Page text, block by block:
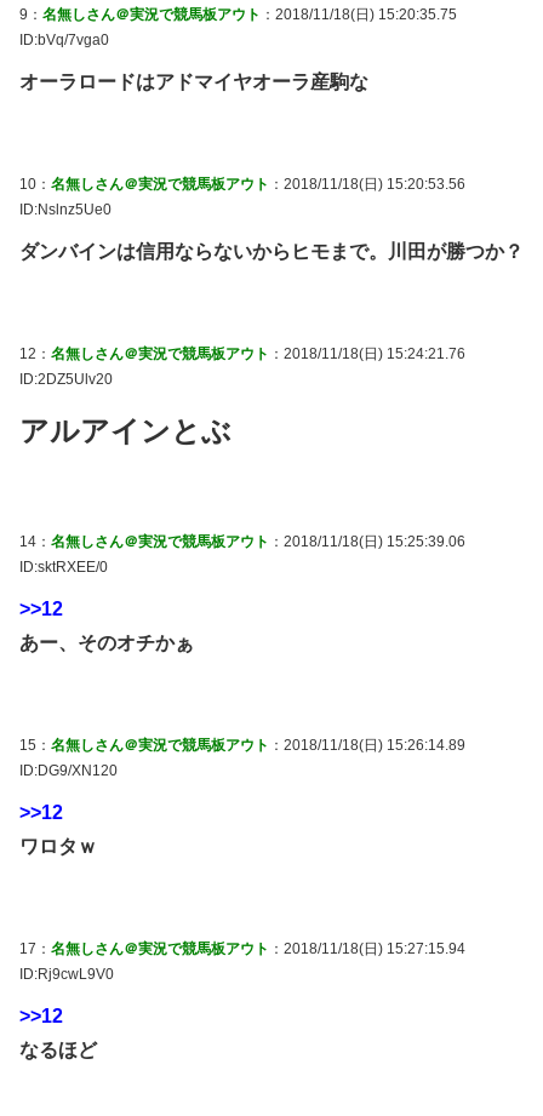
9： 名無しさん＠実況で競馬板アウト ：2018/11/18(日) 15:20:35.75
ID:bVq/7vga0
オーラロードはアドマイヤオーラ産駒な
10： 名無しさん＠実況で競馬板アウト ：2018/11/18(日) 15:20:53.56
ID:Nslnz5Ue0
ダンバインは信用ならないからヒモまで。川田が勝つか？
12： 名無しさん＠実況で競馬板アウト ：2018/11/18(日) 15:24:21.76
ID:2DZ5Ulv20
アルアインとぶ
14： 名無しさん＠実況で競馬板アウト ：2018/11/18(日) 15:25:39.06
ID:sktRXEE/0
>>12
あー、そのオチかぁ
15： 名無しさん＠実況で競馬板アウト ：2018/11/18(日) 15:26:14.89
ID:DG9/XN120
>>12
ワロタｗ
17： 名無しさん＠実況で競馬板アウト ：2018/11/18(日) 15:27:15.94
ID:Rj9cwL9V0
>>12
なるほど